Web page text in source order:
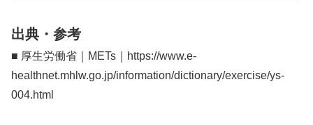
出典・参考
■ 厚生労働省｜METs｜https://www.e-
healthnet.mhlw.go.jp/information/dictionary/exercise/ys-
004.html